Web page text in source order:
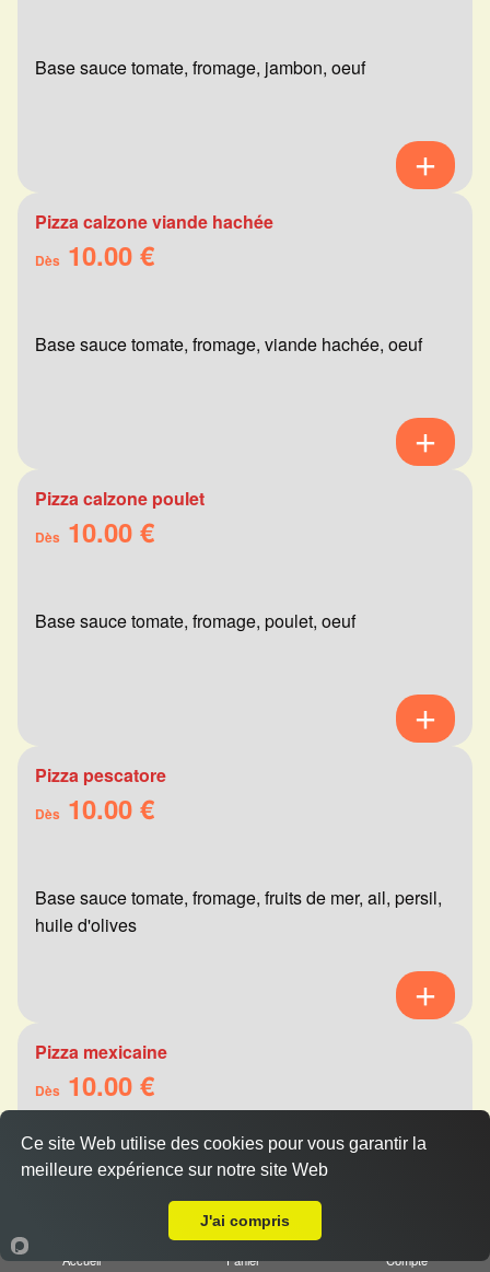
Base sauce tomate, fromage, jambon, oeuf
Pizza calzone viande hachée
Dès 10.00 €
Base sauce tomate, fromage, viande hachée, oeuf
Pizza calzone poulet
Dès 10.00 €
Base sauce tomate, fromage, poulet, oeuf
Pizza pescatore
Dès 10.00 €
Base sauce tomate, fromage, fruits de mer, ail, persil,
huile d'olives
Pizza mexicaine
Dès 10.00 €
Base sauce tomate, fromage, viande hachée,
merguez, champignons, poivrons
Accueil Panier Compte
Ce site Web utilise des cookies pour vous garantir la
meilleure expérience sur notre site Web
J'ai compris